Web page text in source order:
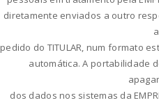
diretamente enviados a outro
a
pedido do TITULAR, num formato
automática. A portabilidade
dos dados nos sistemas da